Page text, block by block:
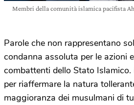
Membri della comunità islamica pacifista
Parole che non rappresentano
condanna assoluta per le azioni
combattenti dello Stato
per riaffermare la natura
maggioranza dei musulmani di